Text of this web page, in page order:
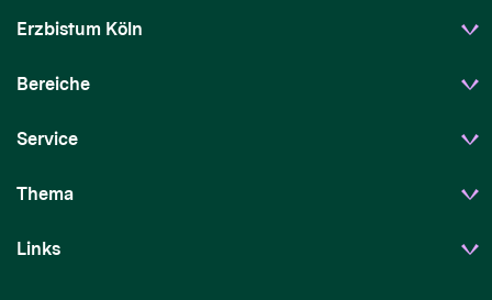
Erzbistum Köln
Bereiche
Service
Thema
Links